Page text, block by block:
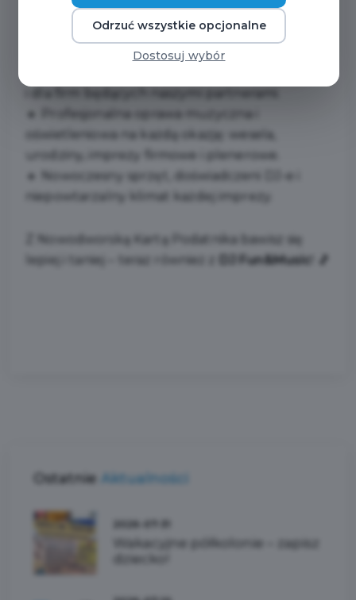
perfekcyjnie! 🎧🎤💡
– zarówno dla indywidualnych
🔹 Profesjonalna oprawa muzyczna i
oświetleniowa na każdą okazję: wesela,
urodziny, imprezy firmowe i plenerowe.
🔹 Nowoczesny sprzęt, doświadczeni DJ-e i
niepowtarzalny klimat każdej imprezy.
Z Nowodworską Kartą Podatnika bawisz się
lepiej i taniej – teraz również z
DJ Fun&Music ! 🎵
Ostatnie Aktualności
Wakacyjne półkolonie – zapisz
dziecko!
Odrzuć wszystkie opcjonalne
Dostosuj wybór